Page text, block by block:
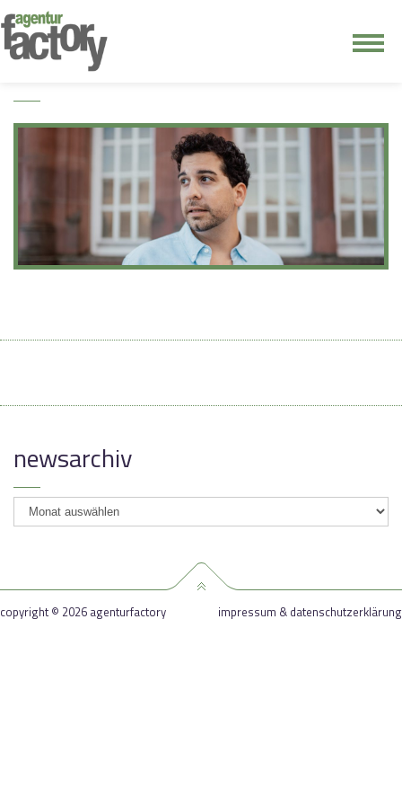
kontakt
newsarchiv
newsarchiv
copyright © 2026 agenturfactory impressum & datenschutzerklärung